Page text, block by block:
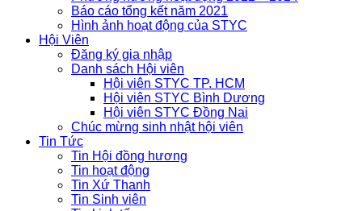
Báo cáo tổng kết năm 2021
Hình ảnh hoạt động của STYC
Hội Viên
Đăng ký gia nhập
Danh sách Hội viên
Hội viên STYC TP. HCM
Hội viên STYC Bình Dương
Hội viên STYC Đồng Nai
Chúc mừng sinh nhật hội viên
Tin Tức
Tin Hội đồng hương
Tin hoạt động
Tin Xứ Thanh
Tin Sinh viên